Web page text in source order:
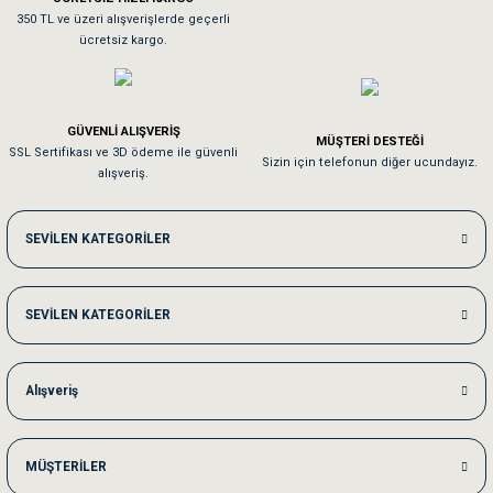
Sa**** On******
Kedilerim beğeniyorlar. Memnunuz. Uygun fiyatta olması iyi.
Me***** Ya******
Akşam verdiğim sipariş bir sonraki gün elime ulaştı. Jack russell köpeğim
Ka***** Ar******
Ufak bir sorun harici sorun olmadı sağolsunlar onuda hemen çözdüler
350 TL ve üzeri alışverişlerde geçerli
ücretsiz kargo.
GÜVENLİ ALIŞVERİŞ
SSL Sertifikası ve 3D ödeme ile güvenli
alışveriş.
MÜŞTERİ DESTEĞİ
Sizin için telefonun diğer ucundayız.
SEVİLEN KATEGORİLER
SEVİLEN KATEGORİLER
Alışveriş
MÜŞTERİLER